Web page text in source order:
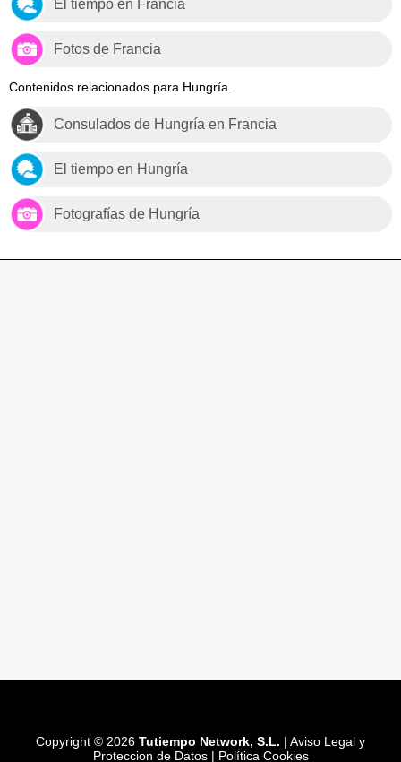
El tiempo en Francia
Fotos de Francia
Contenidos relacionados para Hungría.
Consulados de Hungría en Francia
El tiempo en Hungría
Fotografías de Hungría
Copyright © 2026 Tutiempo Network, S.L. | Aviso Legal y
Proteccion de Datos| Política Cookies